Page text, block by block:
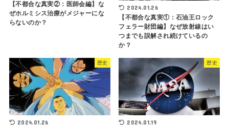
【不都合な真実②：医師会編】な
ぜホルミシス治療がメジャーにな
らないのか？
2024.01.26
【不都合な真実①：石油王ロック
フェラー財団編】なぜ放射線はい
つまでも誤解され続けているの
か？
歴史
2024.01.26
歴史
2024.01.19